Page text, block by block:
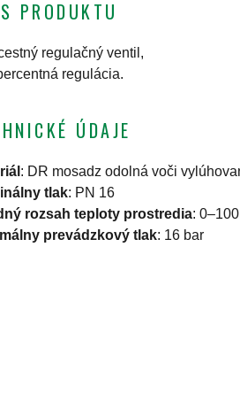
PRODUKTU
regulačný ventil,
regulácia.
ÚDAJE
: DR mosadz odolná voči
tlak: PN 16
rozsah teploty prostredia: 0–100
prevádzkový tlak: 16 bar